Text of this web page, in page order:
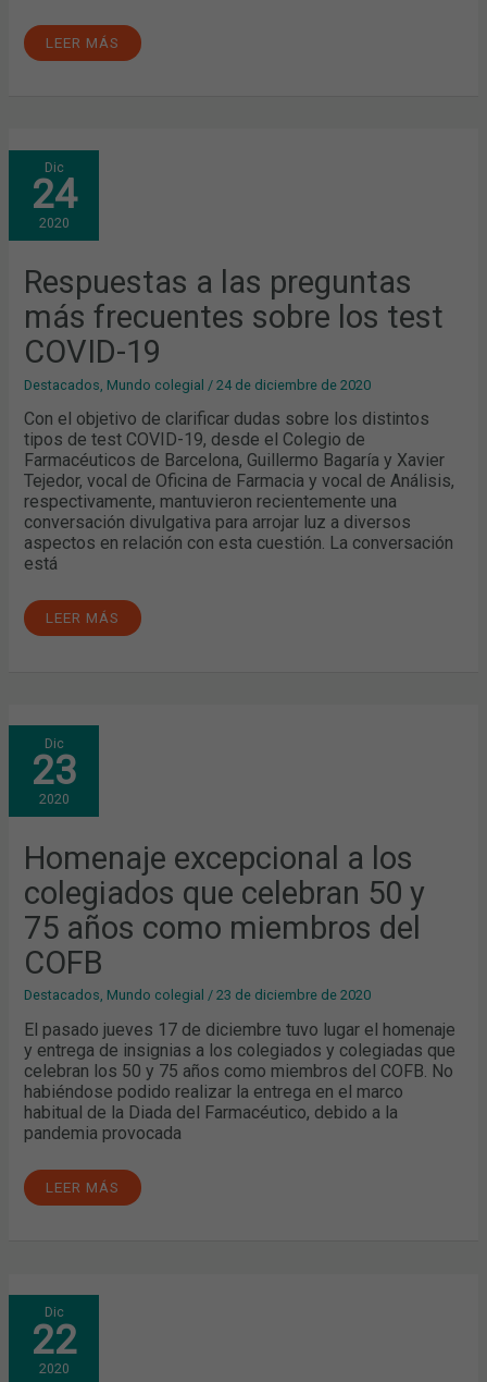
LEER MÁS
Dic
24
2020
Respuestas a las preguntas
más frecuentes sobre los test
COVID-19
Destacados Mundo colegial /24 de diciembre de 2020
Con el objetivo de clarificar dudas sobre los distintos
tipos de test COVID-19, desde el Colegio de
Farmacéuticos de Barcelona, Guillermo Bagaría y Xavier
Tejedor, vocal de Oficina de Farmacia y vocal de Análisis,
respectivamente, mantuvieron recientemente una
conversación divulgativa para arrojar luz a diversos
aspectos en relación con esta cuestión. La conversación
está
RESPUESTAS
A
LAS
PREGUNTAS
MÁS
FRECUENTES
SOBRE
COVID-
19
LEER MÁS
Dic
23
2020
Homenaje excepcional a los
colegiados que celebran 50 y
75 años como miembros del
COFB
Destacados, Mundo colegial /23 de diciembre de 2020
El pasado jueves 17 de diciembre tuvo lugar el homenaje
y entrega de insignias a los colegiados y colegiadas que
celebran los 50 y 75 años como miembros del COFB. No
habiéndose podido realizar la entrega en el marco
habitual de la Diada del Farmacéutico, debido a la
pandemia provocada
HOMENAJE
EXCEPCIONAL
A
LOS
COLEGIADOS
QUE
CELEBRAN
75
AÑOS
COMO
MIEMBROS
DEL
COFB
LEER MÁS
Dic
22
2020
EL
PAPEL
DE
LOS
FARMACÉUTICOS
EN